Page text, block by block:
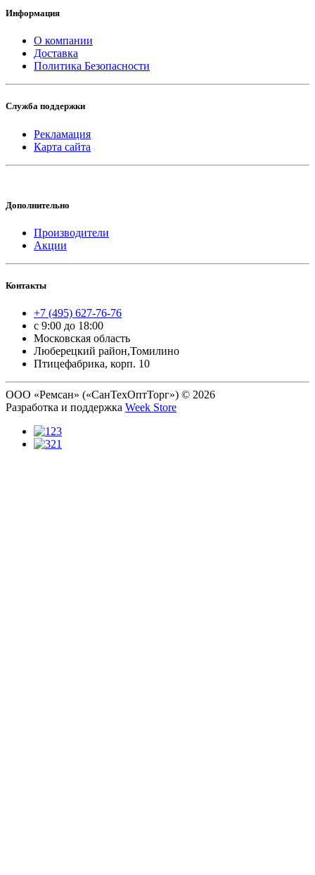
Информация
О компании
Доставка
Политика Безопасности
Служба поддержки
Рекламация
Карта сайта
Дополнительно
Производители
Акции
Контакты
+7 (495) 627-76-76
с 9:00 до 18:00
Московская область
Люберецкий район,Томилино
Птицефабрика, корп. 10
ООО «Ремсан» («СанТехОптТорг») © 2026
Разработка и поддержка Week Store